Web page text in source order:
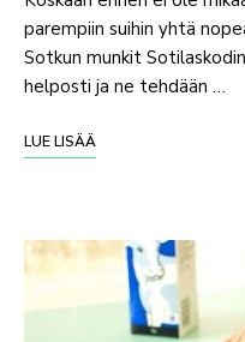
parempiin suihin yhtä
Sotkun munkit
helposti ja ne tehdään …
LUE LISÄÄ